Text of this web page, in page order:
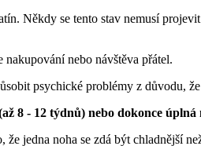
Někdy se tento stav nemusí
nebo návštěva přátel.
psychické problémy z důvodu,
8 - 12 týdnů) nebo dokonce úplná
jedna noha se zdá být chladnější